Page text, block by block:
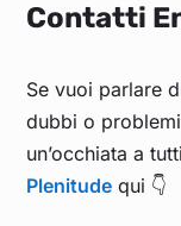
Contatti
Se vuoi parlare
dubbi o
un’occhiata a
Plenitude qui 👇